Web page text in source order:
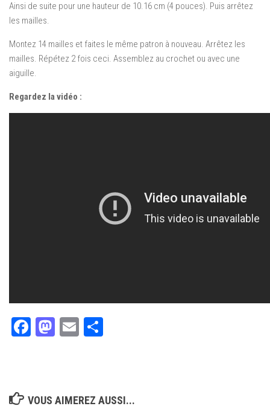
Ainsi de suite pour une hauteur de 10.16 cm (4 pouces). Puis arrêtez
les mailles.
Montez 14 mailles et faites le même patron à nouveau. Arrêtez les
mailles. Répétez 2 fois ceci. Assemblez au crochet ou avec une
aiguille.
Regardez la vidéo :
Facebook
Mastodon
Email
VOUS AIMEREZ AUSSI...